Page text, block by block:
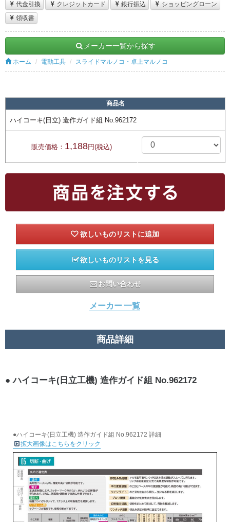
代金引換 クレジットカード 銀行振込
ショッピングローン
領収書
メーカー一覧から探す
ホーム 電動工具 スライドマルノコ・卓上マルノコ
商品名
ハイコーキ(日立) 造作ガイド組 No.962172
販売価格： 1,188円(税込)
欲しいものリストを見る
お問い合わせ
メーカー 一覧
商品詳細
ハイコーキ(日立工機) 造作ガイド組 No.962172
●ハイコーキ(日立工機) 造作ガイド組 No.962172 詳細
拡大画像はこちらをクリック